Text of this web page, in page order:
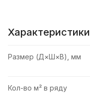
Характеристики
Размер (Д×Ш×В), мм
Кол-во м² в ряду